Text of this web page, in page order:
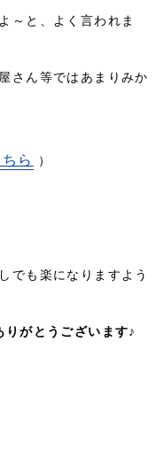
～と、よく言われま
さん等ではあまりみか
ちら ）
でも楽になりますよう
りがとうございます♪